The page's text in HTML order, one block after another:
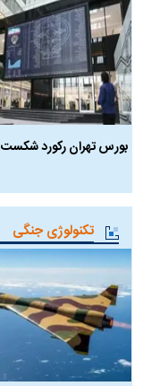
بورس تهران رکورد شکست
تکنولوژی جنگی